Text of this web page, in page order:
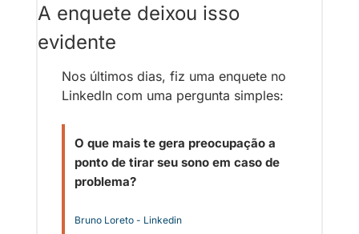
A enquete deixou isso
evidente
Nos últimos dias, fiz uma enquete no
LinkedIn com uma pergunta simples:
O que mais te gera preocupação a
ponto de tirar seu sono em caso de
problema?
Bruno Loreto - Linkedin